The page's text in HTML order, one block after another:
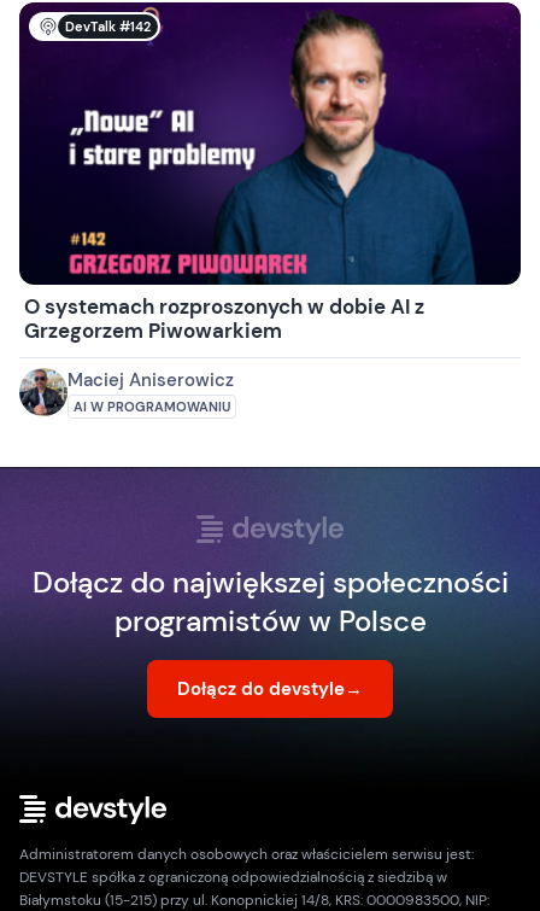
DevTalk #142
O systemach rozproszonych w dobie AI z
Grzegorzem Piwowarkiem
Maciej Aniserowicz
AI W PROGRAMOWANIU
Dołącz do największej społeczności
programistów w Polsce
Dołącz do devstyle→
Administratorem danych osobowych oraz właścicielem serwisu jest:
DEVSTYLE spółka z ograniczoną odpowiedzialnością z siedzibą w
Białymstoku (15-215) przy ul. Konopnickiej 14/8, KRS: 0000983500, NIP: